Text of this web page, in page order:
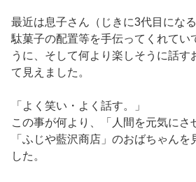
最近は息子さん（じきに3代目にな
駄菓子の配置等を手伝ってくれてい
うに、そして何より楽しそうに話す
て見えました。
「よく笑い・よく話す。」
この事が何より、「人間を元気にさ
「ふじや藍沢商店」のおばちゃんを
した。